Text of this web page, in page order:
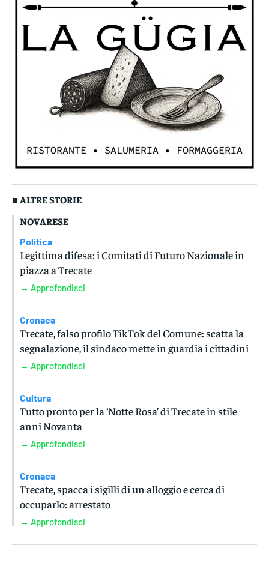
■ ALTRE STORIE
NOVARESE
Politica
Legittima difesa: i Comitati di Futuro Nazionale in
piazza a Trecate
→ Approfondisci
Cronaca
Trecate, falso profilo TikTok del Comune: scatta la
segnalazione, il sindaco mette in guardia i cittadini
→ Approfondisci
Cultura
Tutto pronto per la ‘Notte Rosa’ di Trecate in stile
anni Novanta
→ Approfondisci
Cronaca
Trecate, spacca i sigilli di un alloggio e cerca di
occuparlo: arrestato
→ Approfondisci